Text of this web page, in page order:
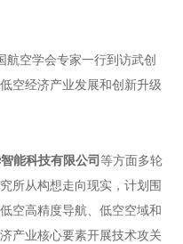
航空学会专家一行到访武创
空经济产业发展和创新升级
能科技有限公司等方面多轮
所从构想走向现实，计划围
空高精度导航、低空空域和
产业核心要素开展技术攻关